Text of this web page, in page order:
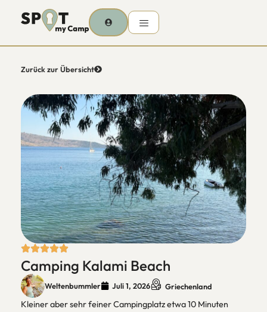
Zurück zur Übersicht
Camping Kalami Beach
Weltenbummler Juli 1, 2026 Griechenland
Kleiner aber sehr feiner Campingplatz etwa 10 Minuten